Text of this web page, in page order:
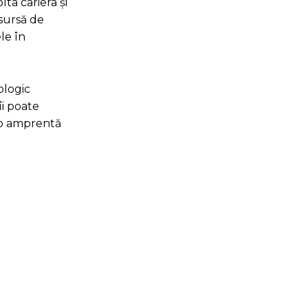
cariera și
de
în
poate
amprentă